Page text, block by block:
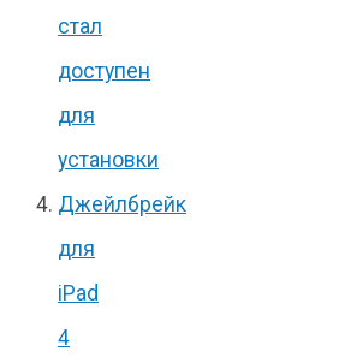
стал
доступен
для
установки
Джейлбрейк
для
iPad
4